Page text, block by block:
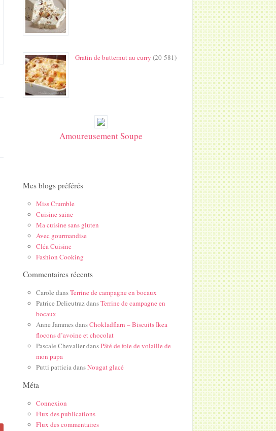
Gratin de butternut au curry (20 581)
Amoureusement Soupe
Mes blogs préférés
Miss Crumble
Cuisine saine
Ma cuisine sans gluten
Avec gourmandise
Cléa Cuisine
Fashion Cooking
Commentaires récents
Carole dansTerrine de campagne en bocaux
Patrice DelieutrazdansTerrine de campagne en
bocaux
Anne JammesdansChokladflarn – Biscuits Ikea
flocons d’avoine et chocolat
Pascale ChevalierdansPâté de foie de volaille de
mon papa
Putti patticiadansNougat glacé
Méta
Connexion
Flux des publications
Flux des commentaires